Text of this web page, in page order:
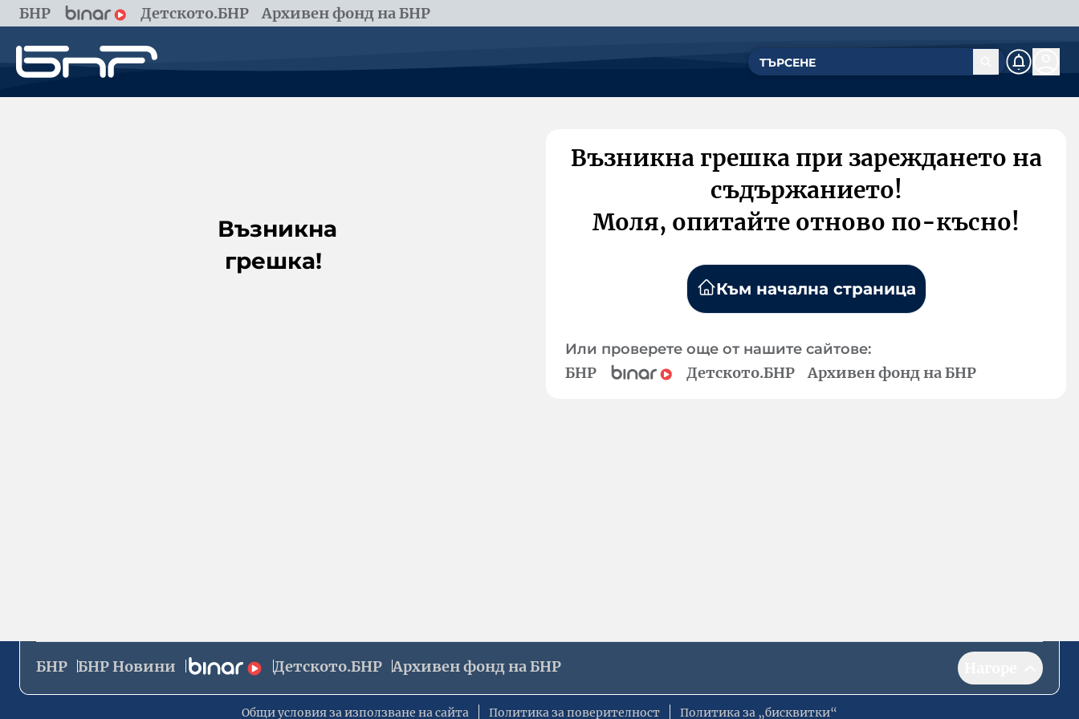
БНР Детското.БНР Архивен фонд на БНР
Възникна
грешка!
Възникна грешка при зареждането на
съдържанието!
Моля, опитайте отново по-късно!
Към начална страница
Или проверете още от нашите сайтове:
БНР Детското.БНР Архивен фонд на БНР
БНР БНР Новини Детското.БНР Архивен фонд на БНР
Общи условия за използване на сайта Политика за поверителност Политика за „бисквитки“